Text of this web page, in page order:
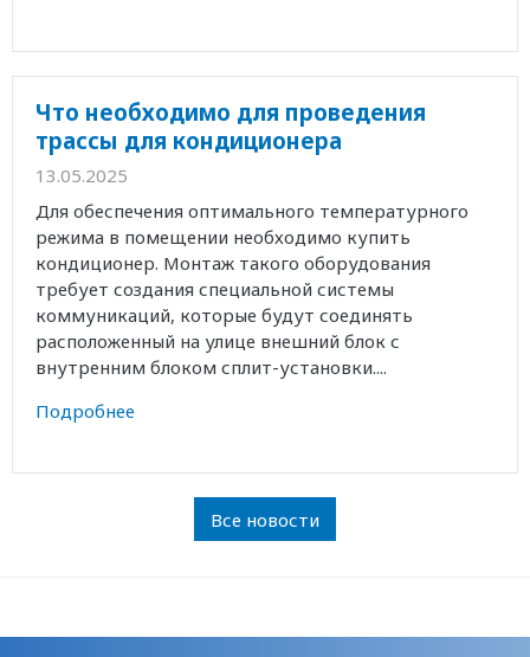
Что необходимо для проведения
трассы для кондиционера
13.05.2025
Для обеспечения оптимального температурного
режима в помещении необходимо купить
кондиционер. Монтаж такого оборудования
требует создания специальной системы
коммуникаций, которые будут соединять
расположенный на улице внешний блок с
внутренним блоком сплит-установки....
Подробнее
Все новости